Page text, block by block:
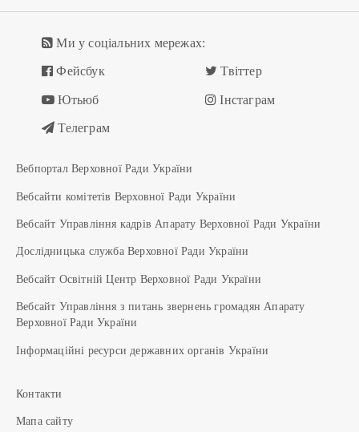
Ми у соціальних мережах:
Фейсбук Твіттер
Ютьюб Інстаграм
Телеграм
Вебпортал Верховної Ради України
Вебсайти комітетів Верховної Ради України
Вебсайт Управління кадрів Апарату Верховної Ради України
Дослідницька служба Верховної Ради України
Вебсайт Освітній Центр Верховної Ради України
Вебсайт Управління з питань звернень громадян Апарату
Верховної Ради України
Інформаційні ресурси державних органів України
Контакти
Мапа сайту